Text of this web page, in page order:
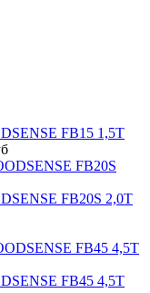
FB15 1,5Т
FB20S 2,0Т
FB45 4,5Т